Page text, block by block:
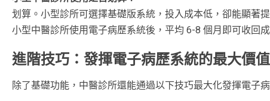
划算。小型診所可選擇基礎版系統，投入成本低，卻能顯著
小型中醫診所使用電子病歷系統後，平均 6-8 個月即可收回成
進階技巧：發揮電子病歷系統的最大價值
除了基礎功能，中醫診所還能通過以下技巧最大化發揮電子